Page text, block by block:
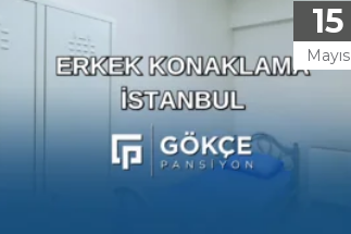
kısa süreli ziyaretler için Türkiye’nin en
yoğun şehirlerinden biridir. Bu nedenle
şehre gelen birçok kişi, otel fiyatlarıyla
karşılaştığında daha ekonomik ve
pratik…
15
Mayıs